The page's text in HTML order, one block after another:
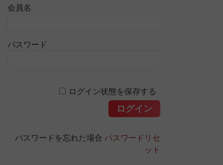
会員名
パスワード
ログイン状態を保存する
パスワードを忘れた場合 パスワードリセ
ット